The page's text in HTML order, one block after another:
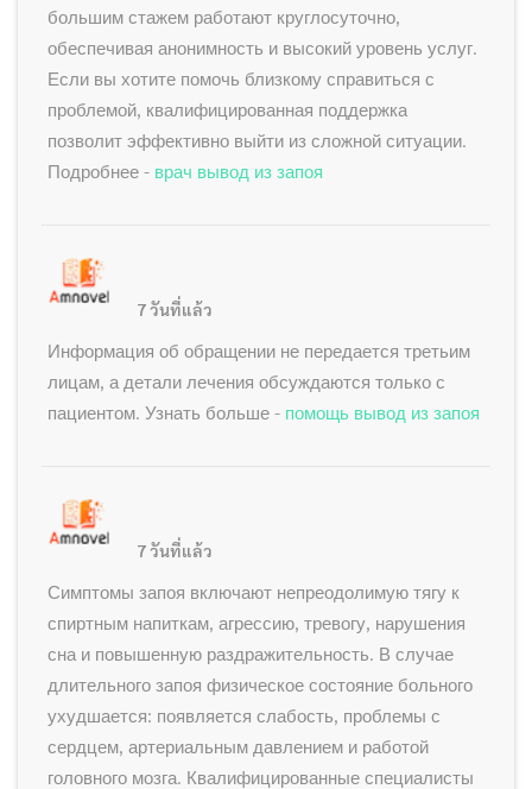
большим стажем работают круглосуточно,
обеспечивая анонимность и высокий уровень услуг.
Если вы хотите помочь близкому справиться с
проблемой, квалифицированная поддержка
позволит эффективно выйти из сложной ситуации.
Подробнее - врач вывод из запоя
7 วันที่แล้ว
Информация об обращении не передается третьим
лицам, а детали лечения обсуждаются только с
пациентом. Узнать больше - помощь вывод из запоя
7 วันที่แล้ว
Симптомы запоя включают непреодолимую тягу к
спиртным напиткам, агрессию, тревогу, нарушения
сна и повышенную раздражительность. В случае
длительного запоя физическое состояние больного
ухудшается: появляется слабость, проблемы с
сердцем, артериальным давлением и работой
головного мозга. Квалифицированные специалисты